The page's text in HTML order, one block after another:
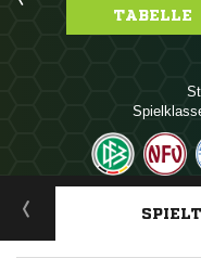
TABELLE